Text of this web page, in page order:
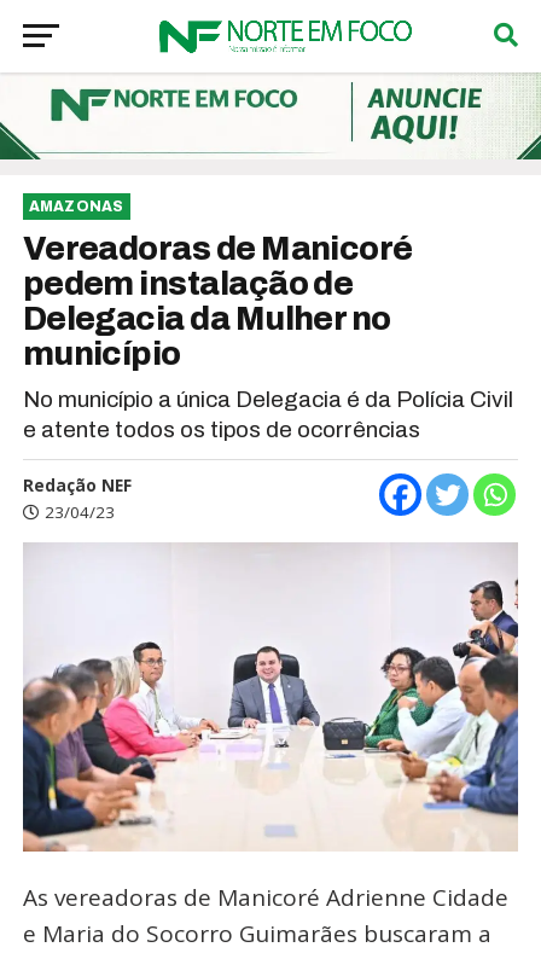
AMAZONAS
Vereadoras de Manicoré
pedem instalação de
Delegacia da Mulher no
município
No município a única Delegacia é da Polícia Civil
e atente todos os tipos de ocorrências
Redação NEF
23/04/23
As vereadoras de Manicoré Adrienne Cidade
e Maria do Socorro Guimarães buscaram a